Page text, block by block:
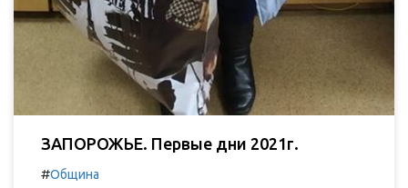
ЗАПОРОЖЬЕ. Первые дни 2021г.
#Община